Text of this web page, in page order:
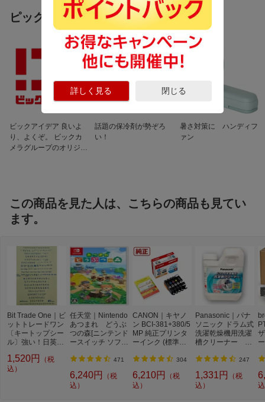
詳しく見る 閉じる
ピックアップ商品
ビックアイデア 良いよ
り、よくぞ。 ビックカ
メラグループのオリジナ
話題の保冷剤が勢ぞろ
い！
暑さ対策に ハンディフ
ァン
この商品を見た人は、こちらの商品も見てい
ます。
Bit Trade One｜ビ
ットトレードワン
〔キートップシー
ル〕強い！日英対
プシールセット ブ
ルー DYKTSBL
1,520円
（税
込）
任天堂｜Nintendo
あつまれ どうぶ
つの森[ニンテンド
ースイッチ ソフ
471
6,240円
（税
込）
CANON｜キヤノ
ン BCI-381+380/5
MP 純正プリンタ
ーインク (標準容
3813805MP] 304
6,210円
（税
込）
Panasonic｜パナ
ソニック ドラム式
洗濯乾燥機用洗濯
槽クリーナー N-
機 洗浄 洗剤 750m
247
1,331円
（税
込）
T